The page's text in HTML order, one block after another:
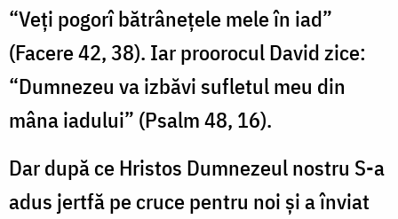
“Veți pogorî bătrânețele mele în iad”
(Facere 42, 38). Iar proorocul David zice:
“Dumnezeu va izbăvi sufletul meu din
mâna iadului” (Psalm 48, 16).
Dar după ce Hristos Dumnezeul nostru S-a
adus jertfă pe cruce pentru noi și a înviat